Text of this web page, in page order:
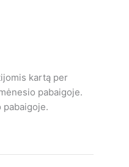
kartą per
pabaigoje.
pabaigoje.